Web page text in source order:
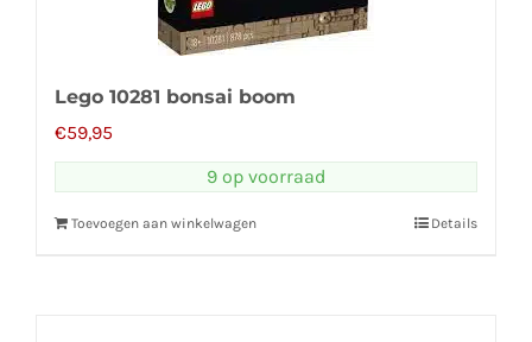
Lego 10281 bonsai boom
€59,95
9 op voorraad
Toevoegen aan winkelwagen Details